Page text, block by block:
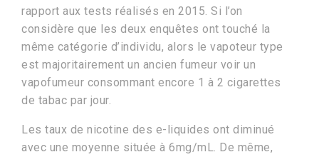
rapport aux tests réalisés en 2015. Si l’on
considère que les deux enquêtes ont touché la
même catégorie d’individu, alors le vapoteur type
est majoritairement un ancien fumeur voir un
vapofumeur consommant encore 1 à 2 cigarettes
de tabac par jour.
Les taux de nicotine des e-liquides ont diminué
avec une moyenne située à 6mg/mL. De même,